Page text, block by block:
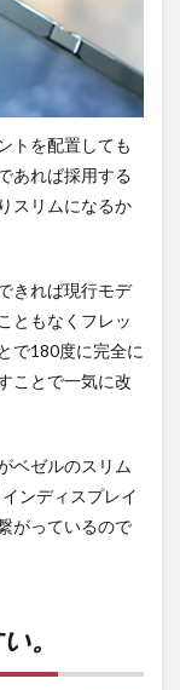
トを配置しても
あれば採用する
スリムになるか
きれば現行モデ
ともなくフレッ
で180度に完全に
ことで一気に改
ベゼルのスリム
ンディスプレイ
がっているので
。